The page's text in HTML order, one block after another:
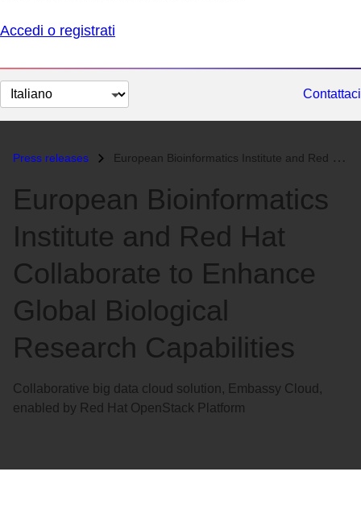
Accedi o registrati
Cambia
lingua
Contattaci
Press releases European Bioinformatics Institute and Red Hat Collaborate to Enhance G...
European Bioinformatics
Institute and Red Hat
Collaborate to Enhance
Global Biological
Research Capabilities
Collaborative big data cloud solution, Embassy Cloud,
enabled by Red Hat OpenStack Platform